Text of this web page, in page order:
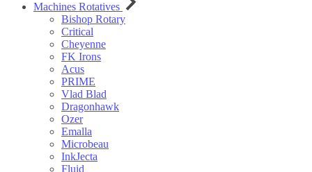
Machines Rotatives
Bishop Rotary
Critical
Cheyenne
FK Irons
Acus
PRIME
Vlad Blad
Dragonhawk
Ozer
Emalla
Microbeau
InkJecta
Fluid